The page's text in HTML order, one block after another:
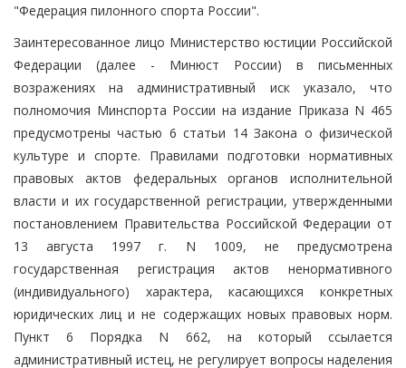
"Федерация пилонного спорта России".
Заинтересованное лицо Министерство юстиции Российской
Федерации (далее - Минюст России) в письменных
возражениях на административный иск указало, что
полномочия Минспорта России на издание Приказа N 465
предусмотрены частью 6 статьи 14 Закона о физической
культуре и спорте. Правилами подготовки нормативных
правовых актов федеральных органов исполнительной
власти и их государственной регистрации, утвержденными
постановлением Правительства Российской Федерации от
13 августа 1997 г. N 1009, не предусмотрена
государственная регистрация актов ненормативного
(индивидуального) характера, касающихся конкретных
юридических лиц и не содержащих новых правовых норм.
Пункт 6 Порядка N 662, на который ссылается
административный истец, не регулирует вопросы наделения